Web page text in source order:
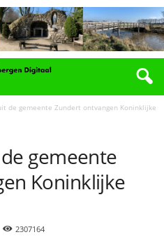
de gemeente Zundert ontvangen Koninklijke
gemeente
Koninklijke
2307164